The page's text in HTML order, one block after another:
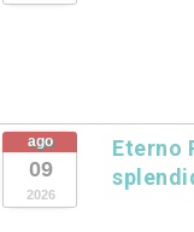
ago
09
2026
Eterno